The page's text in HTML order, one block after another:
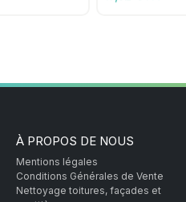
À PROPOS DE NOUS
Mentions légales
Conditions Générales de Vente
Nettoyage toitures, façades et